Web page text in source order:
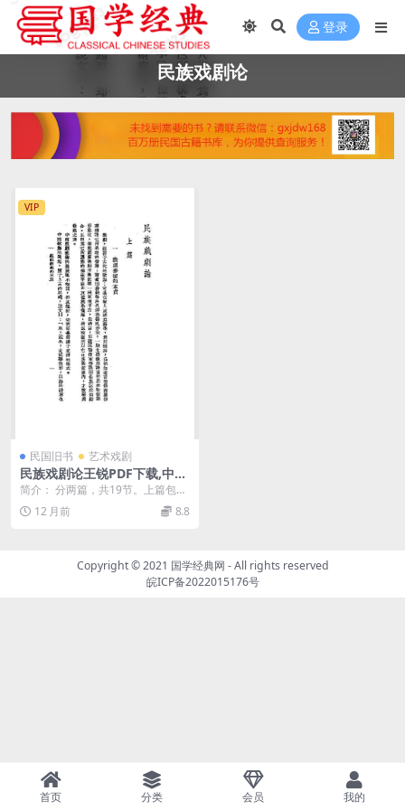
登录
民族戏剧论
VIP
民国旧书 艺术戏剧
民族戏剧论王锐PDF下载,中国
民族戏剧研究
简介： 分两篇，共19节。上篇包括
戏剧艺术的本质、戏剧与民族、民
族戏剧的内容与形...
12 月前 8.8
Copyright © 2021 国学经典网 - All rights reserved
皖ICP备2022015176号
首页 分类 会员 我的